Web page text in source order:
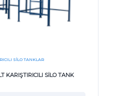
SILO TANKLAR
KARIŞTIRICILI SİLO TANK